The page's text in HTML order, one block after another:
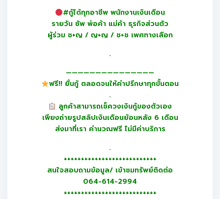
#กู้ได้ทุกอาชีพ พนักงานเงินเดือน
รายวัน ซัพ พ่อค้า แม่ค้า ธุรกิจส่วนตัว
ผู้ร่วม ช+ญ / ญ+ญ / ช+ช เพศทางเลือก
.
———————————————
ฟรี!! ยื่นกู้ ตลอดจนให้คำปรึกษาทุกขั้นตอน
.
ลูกค้าสามารถเช็ควงเงินกู้ของตัวเอง
เพียงถ่ายรูปสลิปเงินเดือนย้อนหลัง 6 เดือน
ส่งมาที่เรา คำนวณฟรี ไม่มีค่าบริการ
.
+++++++++++++++++++++++++++
สนใจสอบถามข้อมูล/ เข้าชมทรัพย์ติดต่อ
064-614-2994
+++++++++++++++++++++++++++